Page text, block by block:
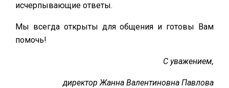
исчерпывающие ответы.
Мы всегда открыты для общения и готовы Вам
помочь!
С уважением,
директор Жанна Валентиновна Павлова